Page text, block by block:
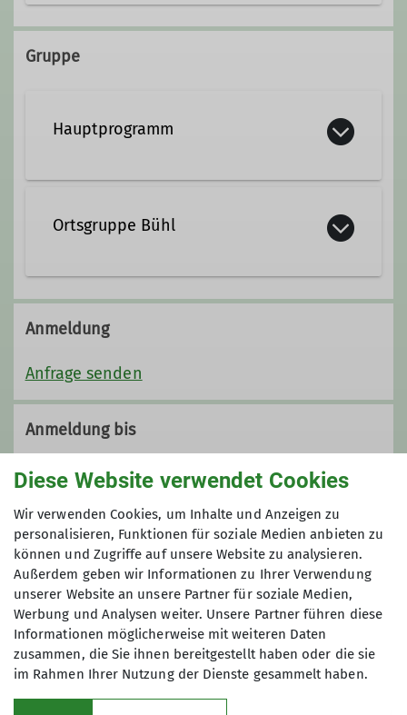
Gruppe
Hauptprogramm
Ortsgruppe Bühl
Anmeldung
Anfrage senden
Anmeldung bis
20.05.2026
Maximale Teilnehmeranzahl
3
Diese Website verwendet Cookies
Wir verwenden Cookies, um Inhalte und Anzeigen zu
personalisieren, Funktionen für soziale Medien anbieten zu
können und Zugriffe auf unsere Website zu analysieren.
Außerdem geben wir Informationen zu Ihrer Verwendung
unserer Website an unsere Partner für soziale Medien,
Werbung und Analysen weiter. Unsere Partner führen diese
Informationen möglicherweise mit weiteren Daten
zusammen, die Sie ihnen bereitgestellt haben oder die sie
im Rahmen Ihrer Nutzung der Dienste gesammelt haben.